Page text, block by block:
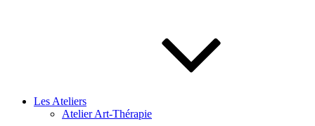
Les Ateliers
Atelier Art-Thérapie